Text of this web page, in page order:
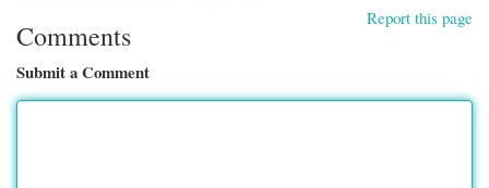
Report this page
Comments
Submit a Comment